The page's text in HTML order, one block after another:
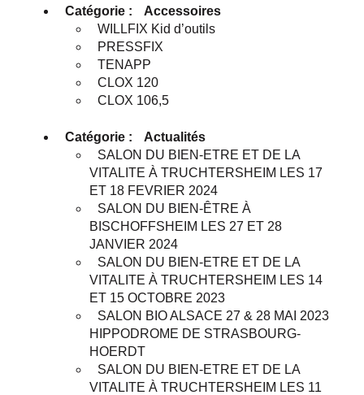
Catégorie :
Accessoires
WILLFIX Kid d’outils
PRESSFIX
TENAPP
CLOX 120
CLOX 106,5
Catégorie :
Actualités
SALON DU BIEN-ETRE ET DE LA
VITALITE À TRUCHTERSHEIM LES 17
ET 18 FEVRIER 2024
SALON DU BIEN-ÊTRE À
BISCHOFFSHEIM LES 27 ET 28
JANVIER 2024
SALON DU BIEN-ETRE ET DE LA
VITALITE À TRUCHTERSHEIM LES 14
ET 15 OCTOBRE 2023
SALON BIO ALSACE 27 & 28 MAI 2023
HIPPODROME DE STRASBOURG-
HOERDT
SALON DU BIEN-ETRE ET DE LA
VITALITE À TRUCHTERSHEIM LES 11